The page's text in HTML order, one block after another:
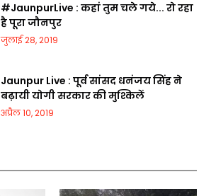
#JaunpurLive : कहां तुम चले गये... रो रहा
है पूरा जौनपुर
जुलाई 28, 2019
Jaunpur Live : पूर्व सांसद धनंजय सिंह ने
बढ़ायी योगी सरकार की मुश्किलें
अप्रैल 10, 2019